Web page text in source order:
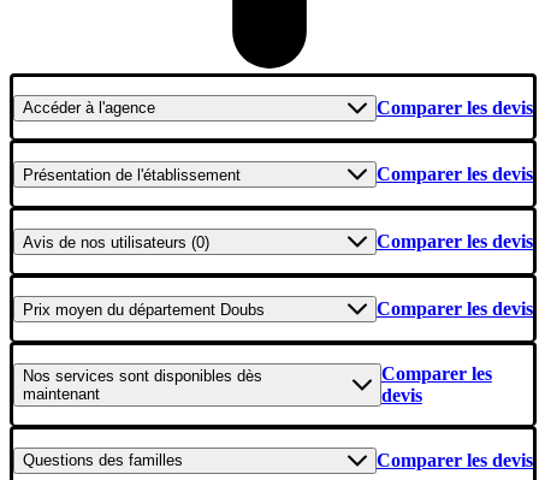
Accéderà l'agence Comparer les devis
Présentation de l'établissement Comparer les devis
Avis de nos utilisateurs (0) Comparer les devis
Prix moyen du département Doubs Comparer les devis
Nos services sont disponibles dès
maintenant
Comparer les
devis
Questions des familles Comparer les devis